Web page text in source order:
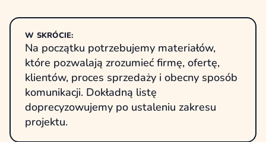
W SKRÓCIE:
Na początku potrzebujemy materiałów,
które pozwalają zrozumieć firmę, ofertę,
klientów, proces sprzedaży i obecny sposób
komunikacji. Dokładną listę
doprecyzowujemy po ustaleniu zakresu
projektu.